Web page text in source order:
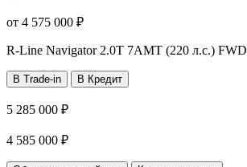
от 4 575 000 ₽
R-Line Navigator 2.0T 7AMT (220 л.с.) FWD
В Trade-in В Кредит
5 285 000 ₽
4 585 000 ₽